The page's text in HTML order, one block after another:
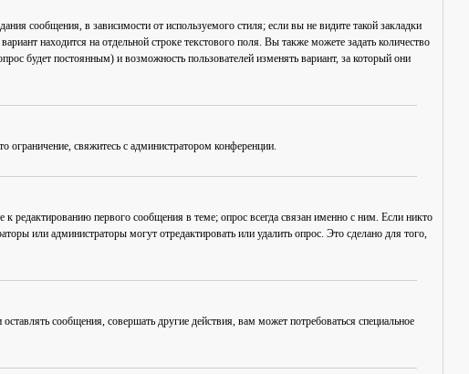
сообщения, в зависимости от используемого стиля; если вы не видите такой закладки
находится на отдельной строке текстового поля. Вы также можете задать количество
будет постоянным) и возможность пользователей изменять вариант, за который они
ограничение, свяжитесь с администратором конференции.
редактированию первого сообщения в теме; опрос всегда связан именно с ним. Если никто
или администраторы могут отредактировать или удалить опрос. Это сделано для того,
сообщения, совершать другие действия, вам может потребоваться специальное